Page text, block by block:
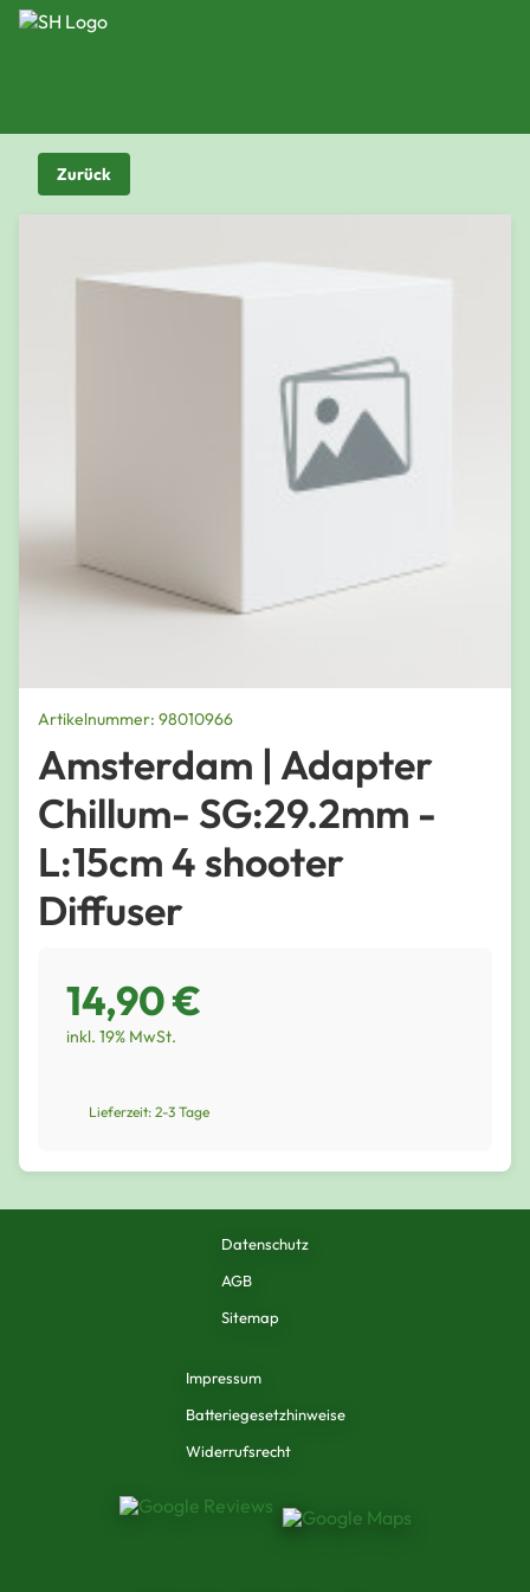
Zurück
Artikelnummer: 98010966
Amsterdam | Adapter
Chillum- SG:29.2mm -
L:15cm 4 shooter
Diffuser
14,90 €
inkl. 19% MwSt.
Lieferzeit: 2-3 Tage
Datenschutz
AGB
Sitemap
Impressum
Batteriegesetzhinweise
Widerrufsrecht